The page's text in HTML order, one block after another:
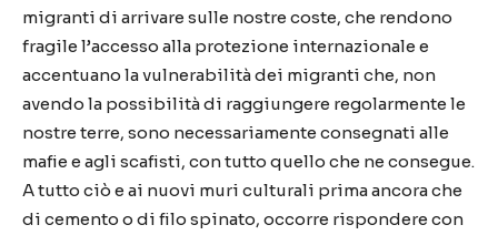
migranti di arrivare sulle nostre coste, che rendono
fragile l’accesso alla protezione internazionale e
accentuano la vulnerabilità dei migranti che, non
avendo la possibilità di raggiungere regolarmente le
nostre terre, sono necessariamente consegnati alle
mafie e agli scafisti, con tutto quello che ne consegue.
A tutto ciò e ai nuovi muri culturali prima ancora che
di cemento o di filo spinato, occorre rispondere con